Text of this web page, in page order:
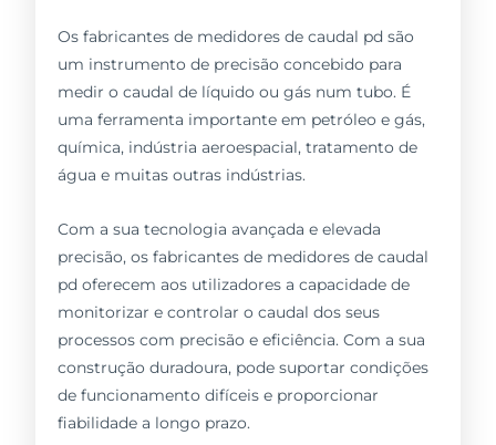
Os fabricantes de medidores de caudal pd são
um instrumento de precisão concebido para
medir o caudal de líquido ou gás num tubo. É
uma ferramenta importante em petróleo e gás,
química, indústria aeroespacial, tratamento de
água e muitas outras indústrias.
Com a sua tecnologia avançada e elevada
precisão, os fabricantes de medidores de caudal
pd oferecem aos utilizadores a capacidade de
monitorizar e controlar o caudal dos seus
processos com precisão e eficiência. Com a sua
construção duradoura, pode suportar condições
de funcionamento difíceis e proporcionar
fiabilidade a longo prazo.